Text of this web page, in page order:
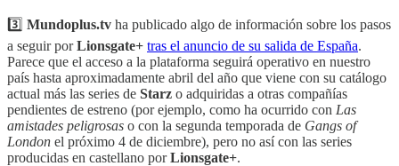
3️⃣ Mundoplus.tv ha publicado algo de información sobre los pasos
a seguir porLionsgate+ tras el anuncio de su salida de España.
Parece que el acceso a la plataforma seguirá operativo en nuestro
país hasta aproximadamente abril del año que viene con su catálogo
actual más las series de Starz o adquiridas a otras compañías
pendientes de estreno (por ejemplo, como ha ocurrido con Las
amistades peligrosas o con la segunda temporada de Gangs of
London el próximo 4 de diciembre), pero no así con las series
producidas en castellano porLionsgate+.